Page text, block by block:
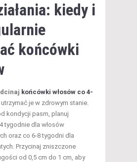
kiedy i
końcówki
końcówki włosów co 4-
utrzymać je w zdrowym stanie.
kondycji pasm, planuj
tygodnie dla włosów
oraz co 6-8 tygodni dla
Przycinaj zniszczone
od 0,5 cm do 1 cm, aby